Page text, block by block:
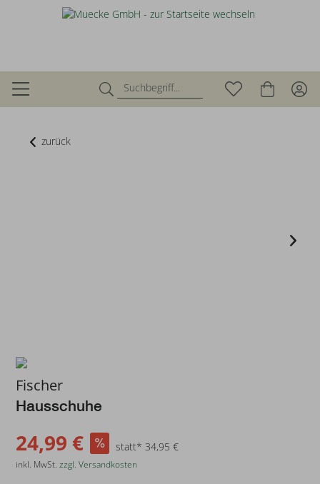
zurück
Fischer
Hausschuhe
24,99 € statt* 34,95 €
inkl. MwSt.zzgl. Versandkosten